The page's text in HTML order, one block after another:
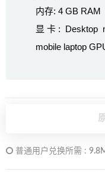
内存: 4 GB RAM
显卡: Desktop
mobile laptop
普通用户兑换所需 :